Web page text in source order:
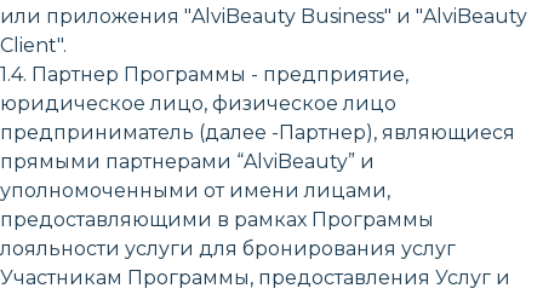
или приложения "AlviBeauty Business" и "AlviBeauty
Client".
1.4. Партнер Программы - предприятие,
юридическое лицо, физическое лицо
предприниматель (далее -Партнер), являющиеся
прямыми партнерами “AlviBeauty” и
уполномоченными от имени лицами,
предоставляющими в рамках Программы
лояльности услуги для бронирования услуг
Участникам Программы, предоставления Услуг и